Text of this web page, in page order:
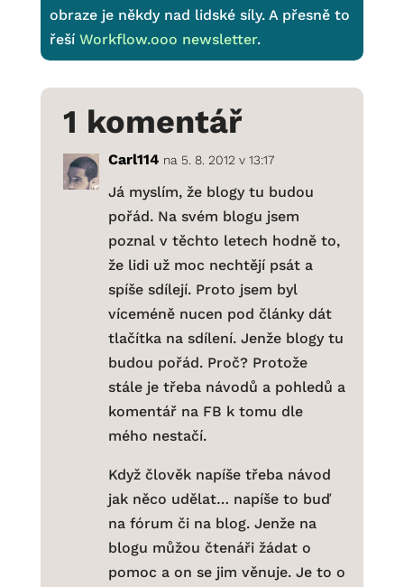
obraze je někdy nad lidské síly. A přesně to
řeší Workflow.ooo newsletter.
1 komentář
Carl114 na 5. 8. 2012 v 13:17
Já myslím, že blogy tu budou
pořád. Na svém blogu jsem
poznal v těchto letech hodně to,
že lidi už moc nechtějí psát a
spíše sdílejí. Proto jsem byl
víceméně nucen pod články dát
tlačítka na sdílení. Jenže blogy tu
budou pořád. Proč? Protože
stále je třeba návodů a pohledů a
komentář na FB k tomu dle
mého nestačí.
Když člověk napíše třeba návod
jak něco udělat… napíše to buď
na fórum či na blog. Jenže na
blogu můžou čtenáři žádat o
pomoc a on se jim věnuje. Je to o